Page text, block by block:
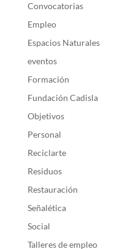
Convocatorias
Empleo
Espacios Naturales
eventos
Formación
Fundación Cadisla
Objetivos
Personal
Reciclarte
Residuos
Restauración
Señalética
Social
Talleres de empleo